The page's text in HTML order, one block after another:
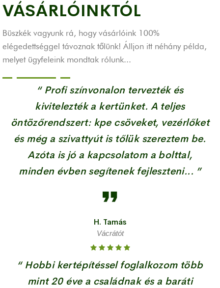
VÁSÁRLÓINKTÓL
Büszkék vagyunk rá, hogy vásárlóink 100%
elégedettséggel távoznak tőlünk! Álljon itt néhány példa,
melyet ügyfeleink mondtak rólunk...
“ Profi színvonalon tervezték és
kivitelezték a kertünket. A teljes
öntözőrendszert: kpe csöveket, vezérlőket
és még a szivattyút is tőlük szereztem be.
Azóta is jó a kapcsolatom a bolttal,
minden évben segítenek fejleszteni... ”
H. Tamás
Vácrátót
“ Hobbi kertépítéssel foglalkozom több
mint 20 éve a családnak és a baráti